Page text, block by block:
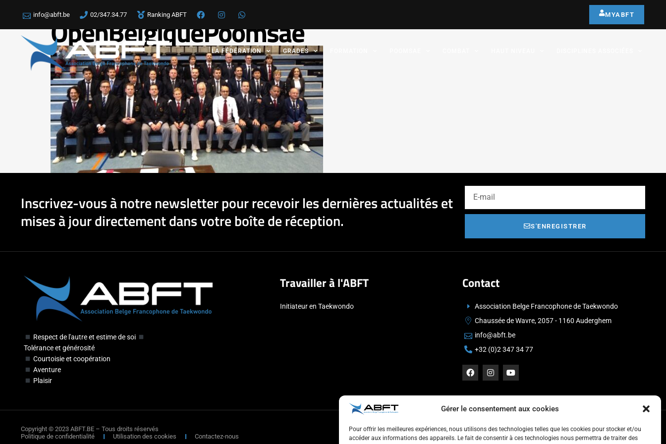
Gérer le consentement aux cookies
Pour offrir les meilleures expériences, nous utilisons des technologies telles que les cookies pour stocker et/ou
accéder aux informations des appareils. Le fait de consentir à ces technologies nous permettra de traiter des
info@abft.be 02/347.34.77 Ranking ABFT MYABFT
LA FÉDÉRATION GRADES
OpenBelgiquePoomsae
Inscrivez-vous à notre newsletter pour recevoir les dernières actualités et
mises à jour directement dans votre boîte de réception.
S'ENREGISTRER
Respect de l'autre et estime de soi
Tolérance et générosité
Courtoisie et coopération
Aventure
Plaisir
Travailler à l'ABFT
Initiateur en Taekwondo
Contact
Association Belge Francophone de Taekwondo
Chaussée de Wavre, 2057 - 1160 Auderghem
info@abft.be
+32 (0)2 347 34 77
Copyright © 2023 ABFT.BE – Tous droits réservés
Politique de confidentialité
Utilisation des cookies Contactez-nous